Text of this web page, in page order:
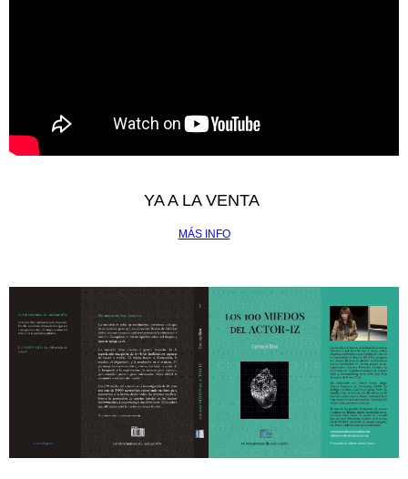
YA A LA VENTA
MÁS INFO